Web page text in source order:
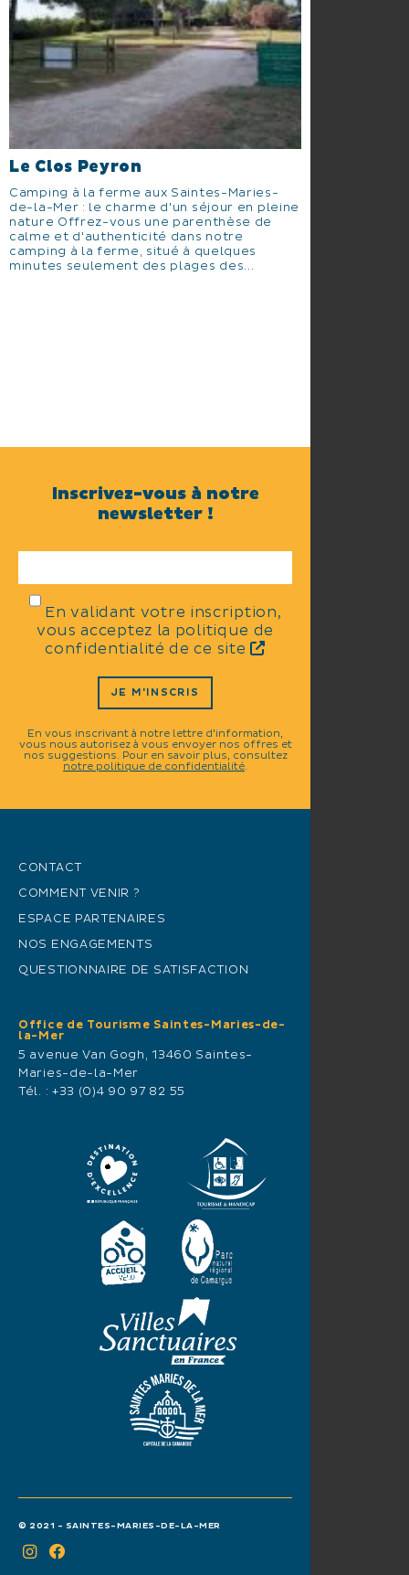
Le Clos Peyron
Camping à la ferme aux Saintes-Maries-
de-la-Mer : le charme d'un séjour en pleine
nature Offrez-vous une parenthèse de
calme et d'authenticité dans notre
camping à la ferme, situé à quelques
minutes seulement des plages des...
Inscrivez-vous à notre
newsletter !
En validant votre inscription,
vous acceptez la politique de
confidentialité de ce site
JE M'INSCRIS
En vous inscrivant à notre lettre d'information,
vous nous autorisez à vous envoyer nos offres et
nos suggestions. Pour en savoir plus, consultez
notre politique de confidentialité.
CONTACT
COMMENT VENIR ?
ESPACE PARTENAIRES
NOS ENGAGEMENTS
QUESTIONNAIRE DE SATISFACTION
Office de Tourisme Saintes-Maries-de-
la-Mer
5 avenue Van Gogh, 13460 Saintes-
Maries-de-la-Mer
Tél. : +33 (0)4 90 97 82 55
© 2021 - SAINTES-MARIES-DE-LA-MER